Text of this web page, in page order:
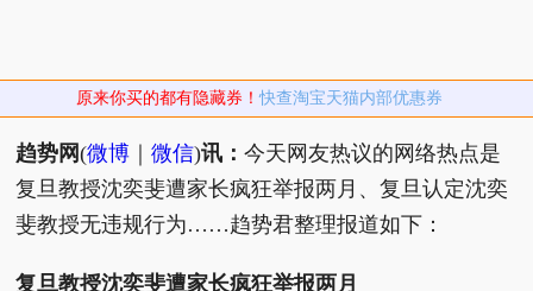
原来你买的都有隐藏券！快查淘宝天猫内部优惠券
趋势网(微博 ｜微信)讯：今天网友热议的网络热点是
复旦教授沈奕斐遭家长疯狂举报两月、复旦认定沈奕
斐教授无违规行为……趋势君整理报道如下：
复旦教授沈奕斐遭家长疯狂举报两月